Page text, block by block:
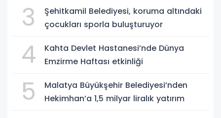
3
Şehitkamil Belediyesi, koruma altındaki
çocukları sporla buluşturuyor
4
Kahta Devlet Hastanesi’nde Dünya
Emzirme Haftası etkinliği
5
Malatya Büyükşehir Belediyesi’nden
Hekimhan’a 1,5 milyar liralık yatırım